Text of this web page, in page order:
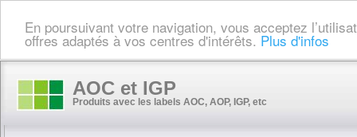
En poursuivant votre navigation, vous acceptez
offres adaptés à vos centres d'intérêts. Plus d'infos
AOC et IGP
Produits avec les labels AOC, AOP, IGP, etc